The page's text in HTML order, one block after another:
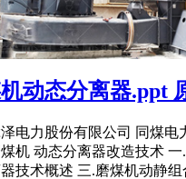
动态分离器.ppt
电力股份有限公司 同煤电
机 动态分离器改造技术
技术概述 三.磨煤机动静